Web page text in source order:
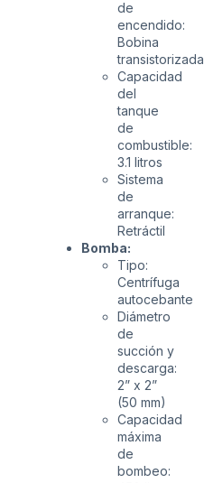
de
encendido:
Bobina
transistorizada
Capacidad
del
tanque
de
combustible:
3.1 litros
Sistema
de
arranque:
Retráctil
Bomba:
Tipo:
Centrífuga
autocebante
Diámetro
de
succión y
descarga:
2” x 2”
(50 mm)
Capacidad
máxima
de
bombeo: